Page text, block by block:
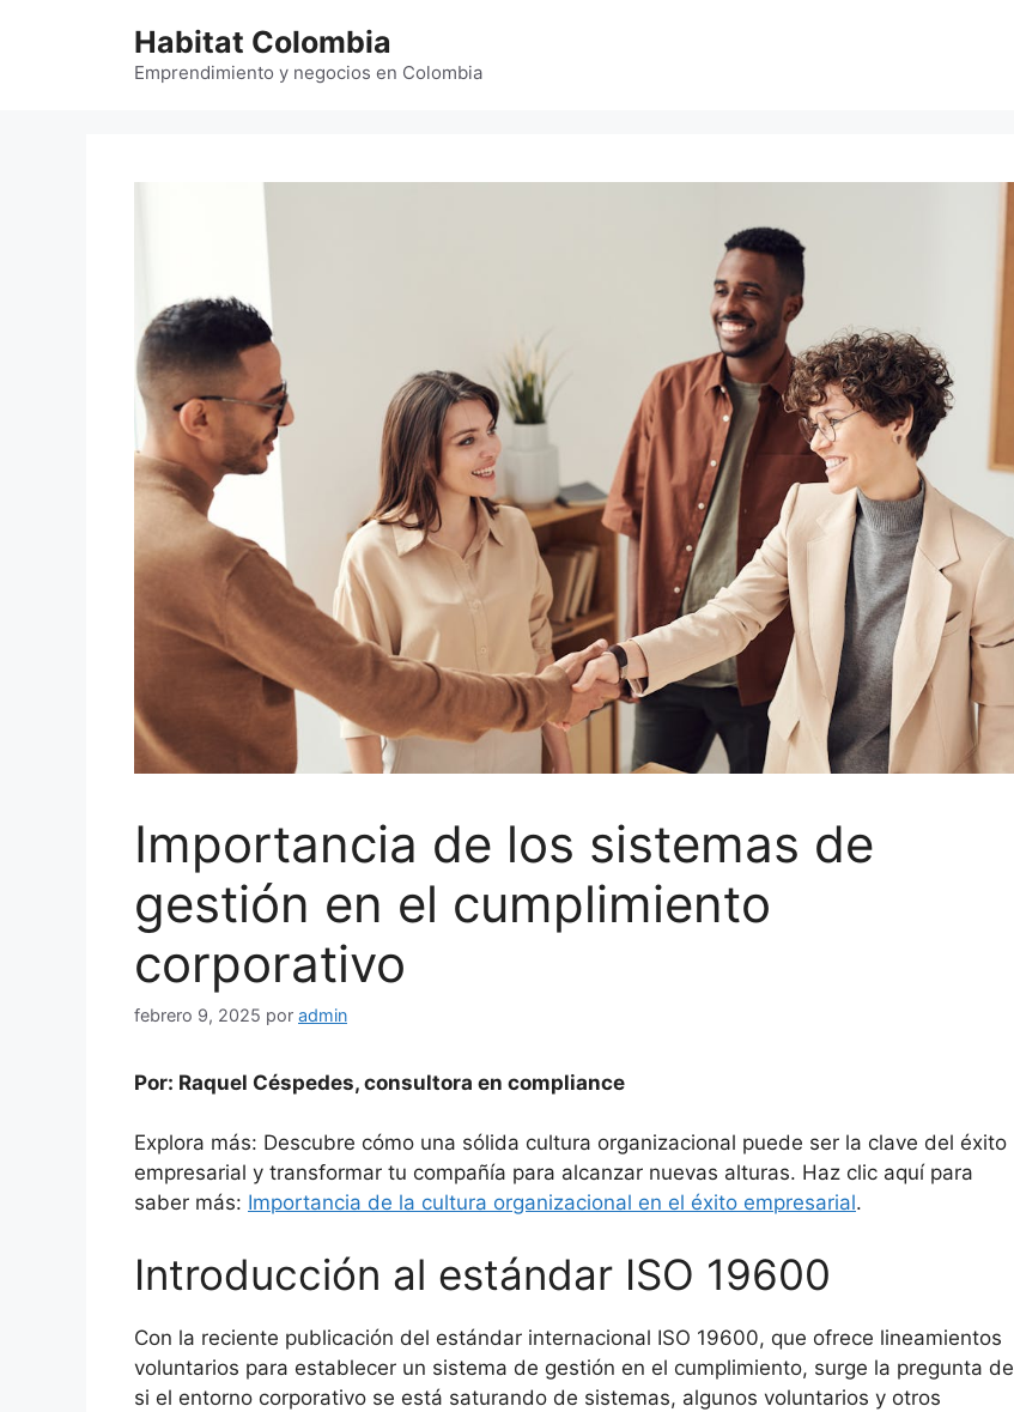
Habitat Colombia
Emprendimiento y negocios en Colombia
Importancia de los sistemas de
gestión en el cumplimiento
corporativo
febrero 9, 2025 por admin
Por: Raquel Céspedes, consultora en compliance
Explora más: Descubre cómo una sólida cultura organizacional puede ser la clave del éxito
empresarial y transformar tu compañía para alcanzar nuevas alturas. Haz clic aquí para
saber más: Importancia de la cultura organizacional en el éxito empresarial.
Introducción al estándar ISO 19600
Con la reciente publicación del estándar internacional ISO 19600, que ofrece lineamientos
voluntarios para establecer un sistema de gestión en el cumplimiento, surge la pregunta de
si el entorno corporativo se está saturando de sistemas, algunos voluntarios y otros